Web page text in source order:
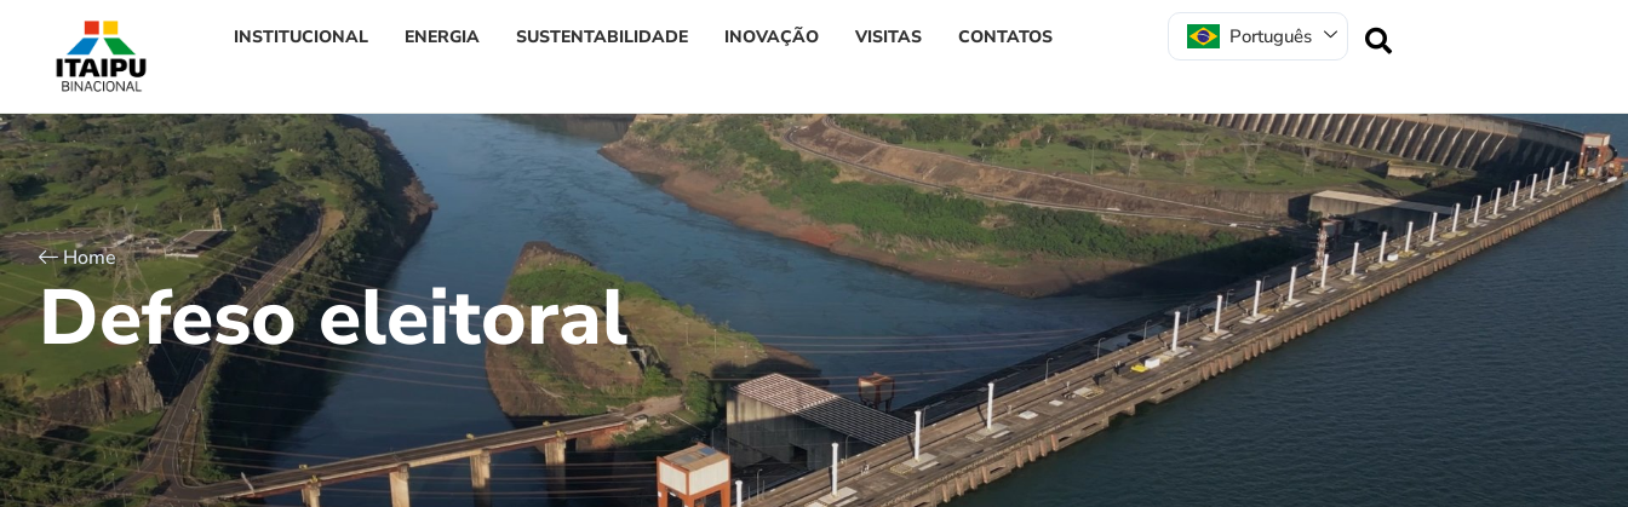
INSTITUCIONAL ENERGIA SUSTENTABILIDADE INOVAÇÃO VISITAS CONTATOS Português
Home
Defeso eleitoral